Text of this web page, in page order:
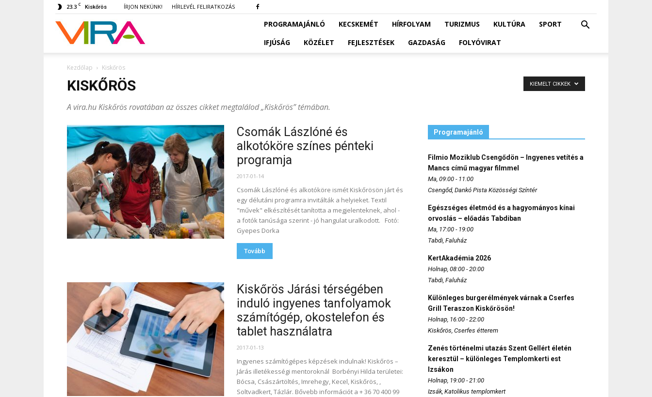
23.3 C Kiskőrös ÍRJON NEKÜNK! HÍRLEVÉL FELIRATKOZÁS
VIRA PROGRAMAJÁNLÓ KECSKEMÉT HÍRFOLYAM TURIZMUS KULTÚRA
SPORT
IFJÚSÁG
KÖZÉLET FEJLESZTÉSEK GAZDASÁG FOLYÓVIRAT
Kezdőlap Kiskőrös
KISKŐRÖS
A vira.hu Kiskőrös rovatában az összes cikket megtalálod „Kiskőrös” témában.
KIEMELT CIKKEK
Csomák Lászlóné és
alkotóköre színes pénteki
programja
2017-01-14
Csomák Lászlóné és alkotóköre ismét Kiskőrösön járt és
egy délutáni programra invitálták a helyieket. Textil
"művek" elkészítését tanította a megjelenteknek, ahol -
a fotók tanúsága szerint - jó hangulat uralkodott. Fotó:
Gyepes Dorka
Tovább
Kiskőrös Járási térségében
induló ingyenes tanfolyamok
számítógép, okostelefon és
tablet használatra
2017-01-13
Ingyenes számítógépes képzések indulnak! Kiskőrös –
Járás illetékességi mentoroknál Borbényi Hilda területei:
Bócsa, Császártöltés, Imrehegy, Kecel, Kiskőrös, ,
Soltvadkert, Tázlár. Bővebb információt a + 36 70 400 99
Programajánló
Filmio Moziklub Csengődön – Ingyenes vetítés a
Mancs című magyar filmmel
Ma, 09:00 - 11:00
Csengőd, Dankó Pista Közösségi Színtér
Egészséges életmód és a hagyományos kínai
orvoslás – előadás Tabdiban
Ma, 17:00 - 19:00
Tabdi, Faluház
KertAkadémia 2026
Holnap, 08:00 - 20:00
Tabdi, Faluház
Különleges burgerélmények várnak a Cserfes
Grill Teraszon Kiskőrösön!
Holnap, 16:00 - 22:00
Kiskőrös, Cserfes étterem
Zenés történelmi utazás Szent Gellért életén
keresztül – különleges Templomkerti est
Izsákon
Holnap, 19:00 - 21:00
Izsák, Katolikus templomkert